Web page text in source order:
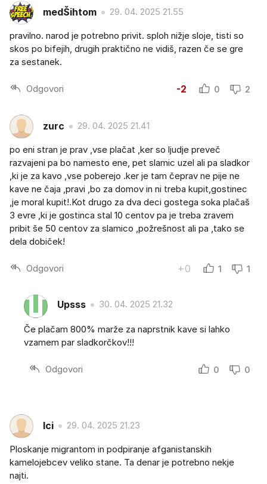
medŠihtom 29. 04. 2025 21.55
pravilno. narod je potrebno privit. sploh nižje sloje, tisti so
skos po bifejih, drugih praktično ne vidiš, razen če se gre
za sestanek.
Odgovori -2 0 2
zurc 29. 04. 2025 21.41
po eni stran je prav ,vse plačat ,ker so ljudje preveč
razvajeni pa bo namesto ene, pet slamic uzel ali pa sladkor
,ki je za kavo ,vse poberejo .ker je tam čeprav ne pije ne
kave ne čaja ,pravi ,bo za domov in ni treba kupit,gostinec
,je moral kupit!.Kot drugo za dva deci gostega soka plačaš
3 evre ,ki je gostinca stal 10 centov pa je treba zravem
pribit še 50 centov za slamico ,požrešnost ali pa ,tako se
dela dobiček!
Odgovori +0 1 1
Upsss 30. 04. 2025 21.32
Če plačam 800% marže za naprstnik kave si lahko
vzamem par sladkorčkov!!!
Odgovori 0 0
Ici 29. 04. 2025 21.23
Ploskanje migrantom in podpiranje afganistanskih
kamelojebcev veliko stane. Ta denar je potrebno nekje
najti.